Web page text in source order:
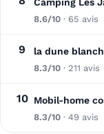
Camping Les
8.6/10 · 65 avis
9 la dune
8.3/10 · 211 avis
10 Mobil-home
8.3/10 · 49 avis